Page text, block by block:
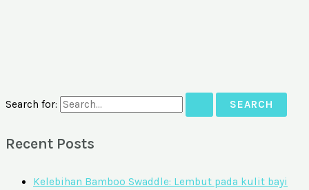
Search for:
Recent Posts
Kelebihan Bamboo Swaddle: Lembut pada kulit bayi